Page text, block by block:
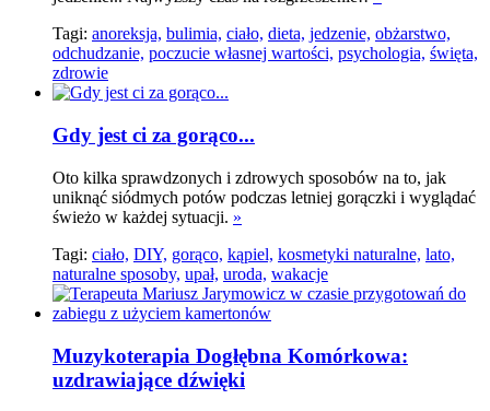
Tagi: anoreksja, bulimia, ciało, dieta, jedzenie, obżarstwo,
odchudzanie, poczucie własnej wartości, psychologia, święta,
zdrowie
Gdy jest ci za gorąco...
Oto kilka sprawdzonych i zdrowych sposobów na to, jak
uniknąć siódmych potów podczas letniej gorączki i wyglądać
świeżo w każdej sytuacji. »
Tagi: ciało, DIY, gorąco, kąpiel, kosmetyki naturalne, lato,
naturalne sposoby, upał, uroda, wakacje
Muzykoterapia Dogłębna Komórkowa:
uzdrawiające dźwięki